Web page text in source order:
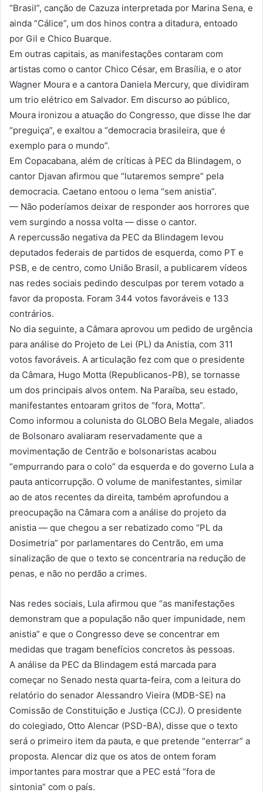
“Brasil”, canção de Cazuza interpretada por Marina Sena, e
ainda “Cálice”, um dos hinos contra a ditadura, entoado
por Gil e Chico Buarque.
Em outras capitais, as manifestações contaram com
artistas como o cantor Chico César, em Brasília, e o ator
Wagner Moura e a cantora Daniela Mercury, que dividiram
um trio elétrico em Salvador. Em discurso ao público,
Moura ironizou a atuação do Congresso, que disse lhe dar
“preguiça”, e exaltou a “democracia brasileira, que é
exemplo para o mundo”.
Em Copacabana, além de críticas à PEC da Blindagem, o
cantor Djavan afirmou que “lutaremos sempre” pela
democracia. Caetano entoou o lema “sem anistia”.
— Não poderíamos deixar de responder aos horrores que
vem surgindo a nossa volta — disse o cantor.
A repercussão negativa da PEC da Blindagem levou
deputados federais de partidos de esquerda, como PT e
PSB, e de centro, como União Brasil, a publicarem vídeos
nas redes sociais pedindo desculpas por terem votado a
favor da proposta. Foram 344 votos favoráveis e 133
contrários.
No dia seguinte, a Câmara aprovou um pedido de urgência
para análise do Projeto de Lei (PL) da Anistia, com 311
votos favoráveis. A articulação fez com que o presidente
da Câmara, Hugo Motta (Republicanos-PB), se tornasse
um dos principais alvos ontem. Na Paraíba, seu estado,
manifestantes entoaram gritos de “fora, Motta”.
Como informou a colunista do GLOBO Bela Megale, aliados
de Bolsonaro avaliaram reservadamente que a
movimentação de Centrão e bolsonaristas acabou
“empurrando para o colo” da esquerda e do governo Lula a
pauta anticorrupção. O volume de manifestantes, similar
ao de atos recentes da direita, também aprofundou a
preocupação na Câmara com a análise do projeto da
anistia — que chegou a ser rebatizado como “PL da
Dosimetria” por parlamentares do Centrão, em uma
sinalização de que o texto se concentraria na redução de
penas, e não no perdão a crimes.
Nas redes sociais, Lula afirmou que “as manifestações
demonstram que a população não quer impunidade, nem
anistia” e que o Congresso deve se concentrar em
medidas que tragam benefícios concretos às pessoas.
A análise da PEC da Blindagem está marcada para
começar no Senado nesta quarta-feira, com a leitura do
relatório do senador Alessandro Vieira (MDB-SE) na
Comissão de Constituição e Justiça (CCJ). O presidente
do colegiado, Otto Alencar (PSD-BA), disse que o texto
será o primeiro item da pauta, e que pretende “enterrar” a
proposta. Alencar diz que os atos de ontem foram
importantes para mostrar que a PEC está “fora de
sintonia” com o país.